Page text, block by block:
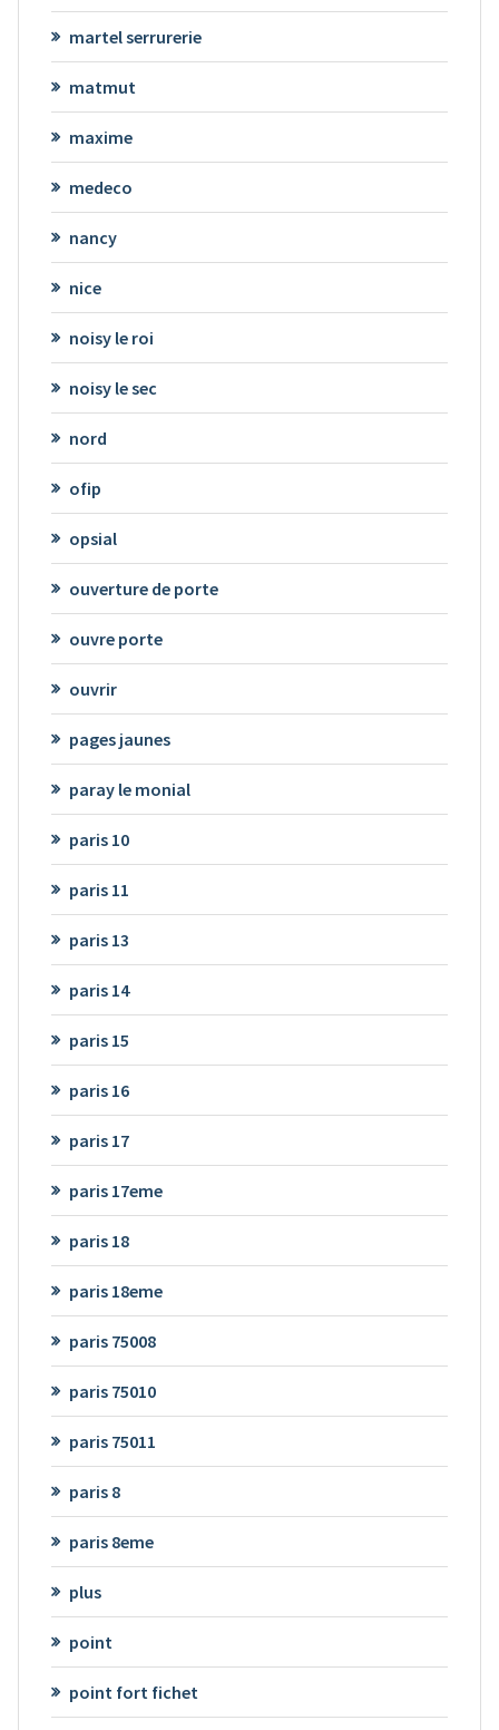
martel serrurerie
matmut
maxime
medeco
nancy
nice
noisy le roi
noisy le sec
nord
ofip
opsial
ouverture de porte
ouvre porte
ouvrir
pages jaunes
paray le monial
paris 10
paris 11
paris 13
paris 14
paris 15
paris 16
paris 17
paris 17eme
paris 18
paris 18eme
paris 75008
paris 75010
paris 75011
paris 8
paris 8eme
plus
point
point fort fichet